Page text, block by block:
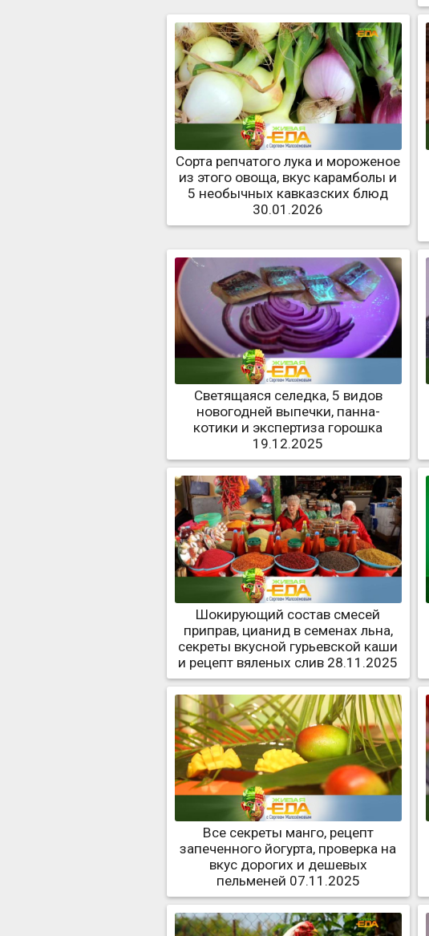
Сорта репчатого лука и мороженое
из этого овоща, вкус карамболы и
5 необычных кавказских блюд
30.01.2026
Светящаяся селедка, 5 видов
новогодней выпечки, панна-
котики и экспертиза горошка
19.12.2025
Шокирующий состав смесей
приправ, цианид в семенах льна,
секреты вкусной гурьевской каши
и рецепт вяленых слив 28.11.2025
Все секреты манго, рецепт
запеченного йогурта, проверка на
вкус дорогих и дешевых
пельменей 07.11.2025